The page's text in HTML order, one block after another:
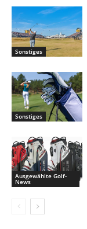
Sonstiges
Sonstiges
Ausgewählte Golf-
News